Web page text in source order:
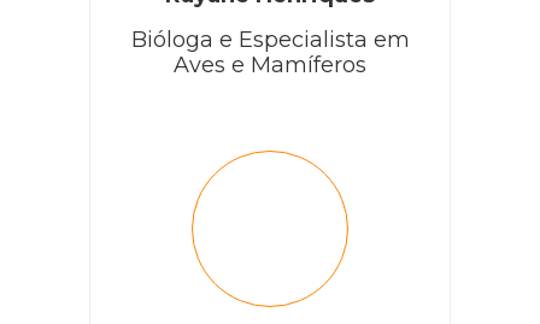
Bióloga e Especialista em
Aves e Mamíferos